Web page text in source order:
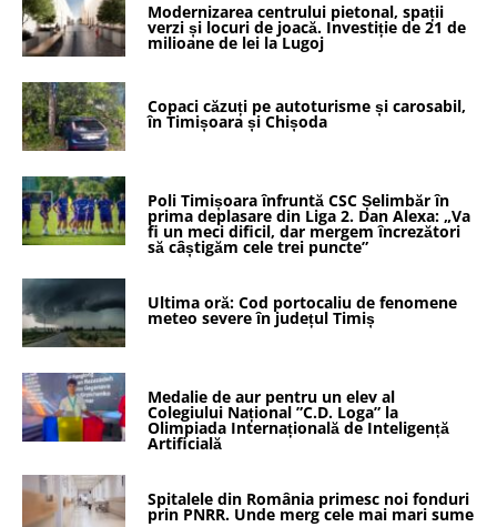
Modernizarea centrului pietonal, spații
verzi și locuri de joacă. Investiție de 21 de
milioane de lei la Lugoj
Copaci căzuți pe autoturisme și carosabil,
în Timișoara și Chișoda
Poli Timișoara înfruntă CSC Șelimbăr în
prima deplasare din Liga 2. Dan Alexa: „Va
fi un meci dificil, dar mergem încrezători
să câștigăm cele trei puncte”
Ultima oră: Cod portocaliu de fenomene
meteo severe în județul Timiș
Medalie de aur pentru un elev al
Colegiului Național ”C.D. Loga” la
Olimpiada Internațională de Inteligență
Artificială
Spitalele din România primesc noi fonduri
prin PNRR. Unde merg cele mai mari sume